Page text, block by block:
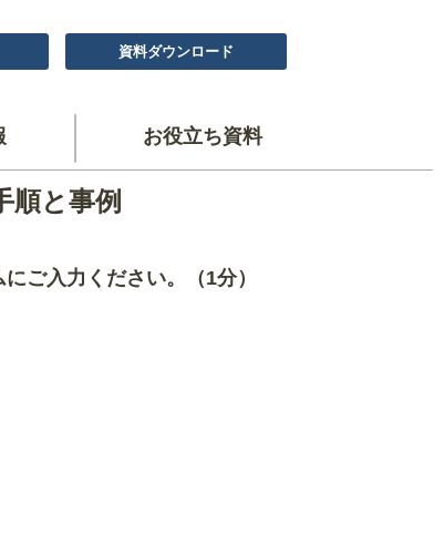
資料ダウンロード
お役立ち資料
順と事例
ご入力ください。（1分）